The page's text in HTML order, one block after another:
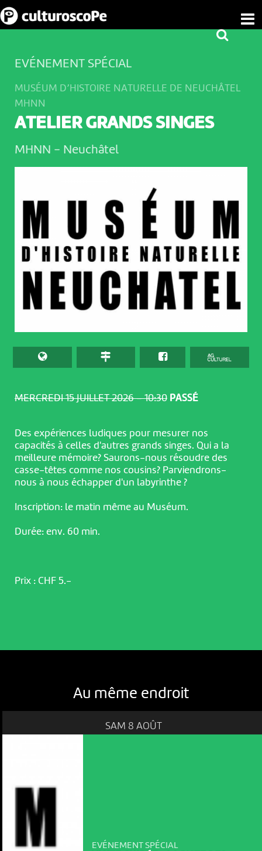
MERCREDI 15 JUILLET 2026 – 10:30 PASSÉ
EVÉNEMENT SPÉCIAL
MUSÉUM D’HISTOIRE NATURELLE DE NEUCHÂTEL
MHNN
ATELIER GRANDS SINGES
MHNN - Neuchâtel
Des expériences ludiques pour mesurer nos
capacités à celles d'autres grands singes. Qui a la
meilleure mémoire? Saurons-nous résoudre des
casse-têtes comme nos cousins? Parviendrons-
nous à nous échapper d'un labyrinthe ?
Inscription: le matin même au Muséum.
Durée: env. 60 min.
Prix : CHF 5.-
Au même endroit
SAM 8 AOÛT
EVÉNEMENT SPÉCIAL